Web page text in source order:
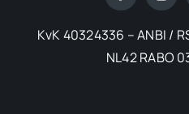
KvK 40324336 – ANBI /
NL42 RABO